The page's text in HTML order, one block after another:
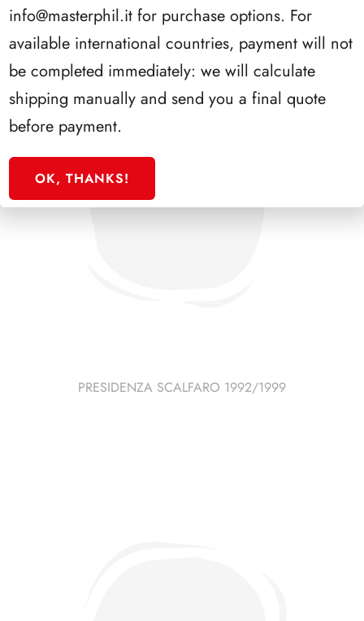
PRESIDENZA SCALFARO 1992/1999
info@masterphil.it for purchase options. For
available international countries, payment will not
be completed immediately: we will calculate
shipping manually and send you a final quote
before payment.
OK, THANKS!